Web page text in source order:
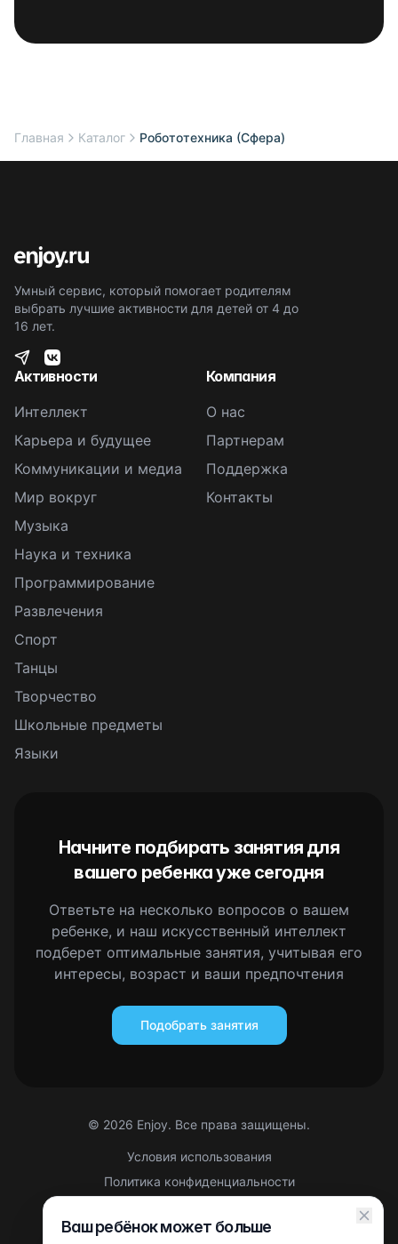
Главная Каталог Робототехника (Сфера)
Умный сервис, который помогает родителям
выбрать лучшие активности для детей от 4 до
16 лет.
Активности
Интеллект
Карьера и будущее
Коммуникации и медиа
Мир вокруг
Музыка
Наука и техника
Программирование
Развлечения
Спорт
Танцы
Творчество
Школьные предметы
Языки
Компания
О нас
Партнерам
Поддержка
Контакты
Начните подбирать занятия для
вашего ребенка уже сегодня
Ответьте на несколько вопросов о вашем
ребенке, и наш искусственный интеллект
подберет оптимальные занятия, учитывая его
интересы, возраст и ваши предпочтения
Подобрать занятия
© 2026 Enjoy. Все права защищены.
Условия использования
Политика конфиденциальности
Партнерская оферта
Ваш ребёнок может больше